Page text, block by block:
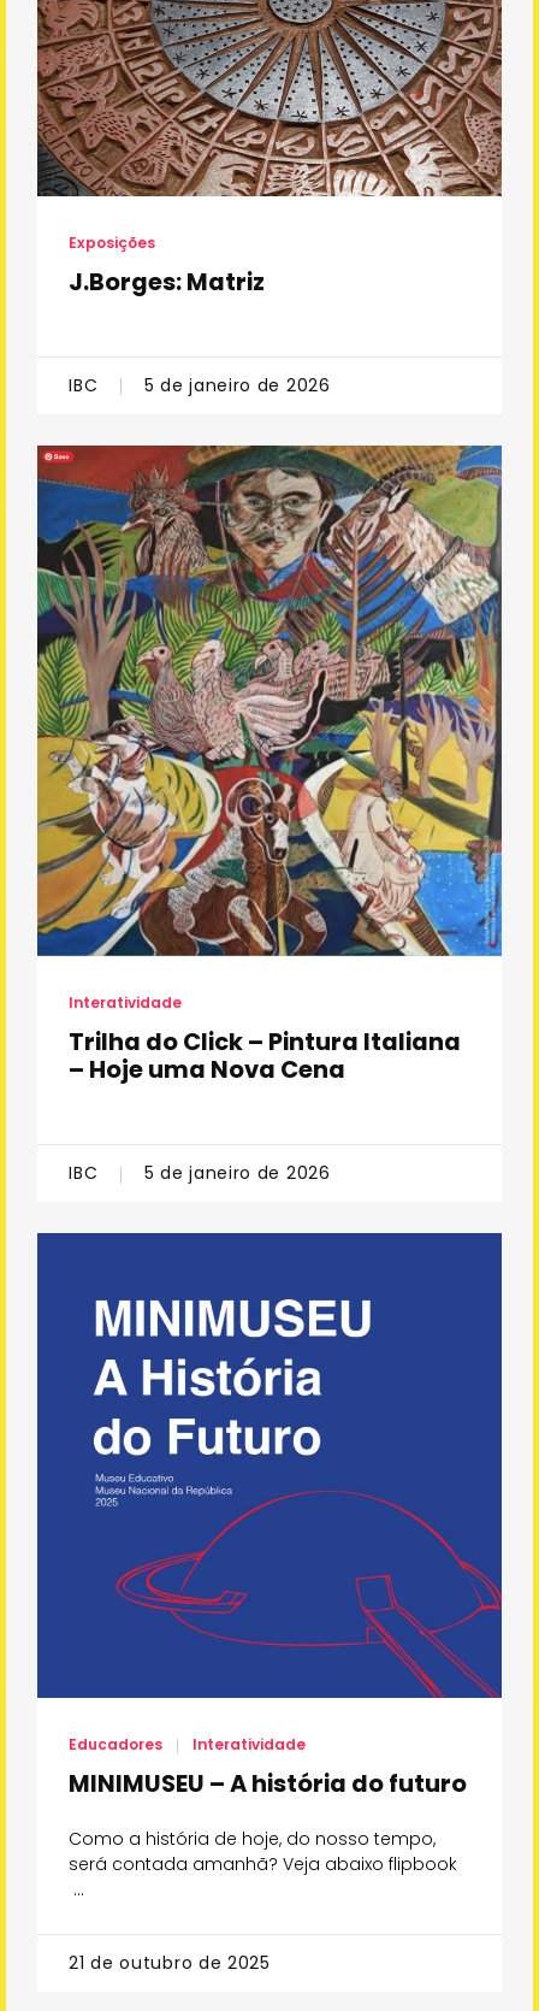
Exposições
J.Borges: Matriz
IBC 5 de janeiro de 2026
Interatividade
Trilha do Click – Pintura Italiana
– Hoje uma Nova Cena
IBC 5 de janeiro de 2026
Educadores Interatividade
MINIMUSEU – A história do futuro
Como a história de hoje, do nosso tempo,
será contada amanhã? Veja abaixo flipbook
…
21 de outubro de 2025